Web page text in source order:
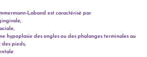
Laband est caractérisé par
hypoplasie des ongles ou des phalanges terminales au
des pieds,